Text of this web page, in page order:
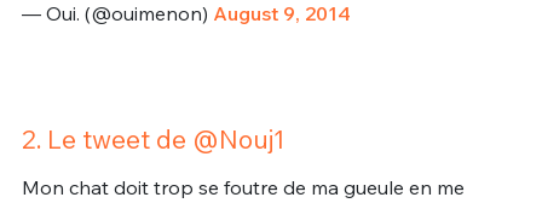
— Oui. (@ouimenon) August 9, 2014
2. Le tweet de @Nouj1
Mon chat doit trop se foutre de ma gueule en me